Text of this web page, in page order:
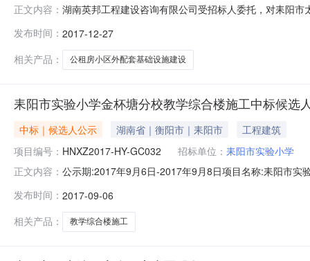
正文内容： 湖南英邦工程建设咨询有限公司受招标人委托，对耒阳
第一名：耒阳市第三建筑有限公司第二名：耒阳市第一
位公章或个人署名，反映真实情况的异
发布时间： 2017-12-27
相关产品：
公租房小区外配套基础设施建设
耒阳市实验小学金杯塘分校教学综合楼施工中标候选
中标｜候选人公示 湖南省｜衡阳市｜耒阳市
工程建筑
项目编号： HNXZ2017-HY-GC032 招标单位： 耒阳市实验小学
正文内容： 公示期:2017年9月6日-2017年9月8日项目名称:耒阳市实
的最低投标价法公示内容:根据《*******招标投标法》、
发布时间： 2017-09-06
相关产品：
教学综合楼施工